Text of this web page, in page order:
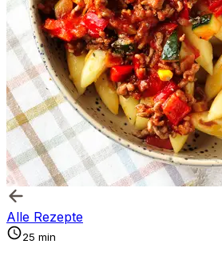
Alle Rezepte
25 min